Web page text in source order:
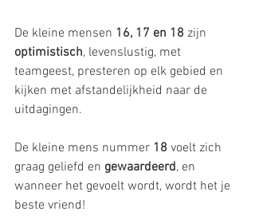
De kleine mensen 16, 17 en 18 zijn
optimistisch, levenslustig, met
teamgeest, presteren op elk gebied en
kijken met afstandelijkheid naar de
uitdagingen.
De kleine mens nummer 18 voelt zich
graag geliefd en gewaardeerd, en
wanneer het gevoelt wordt, wordt het je
beste vriend!